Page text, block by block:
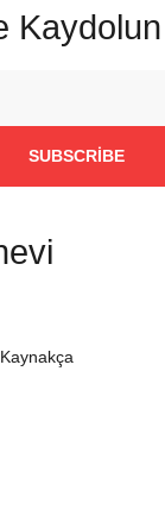
Kaydolun
SUBSCRIBE